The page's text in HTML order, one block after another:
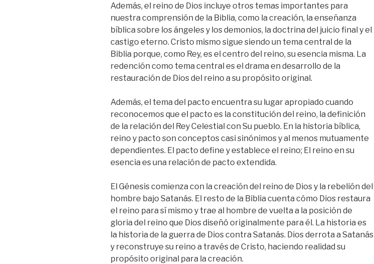
Además, el reino de Dios incluye otros temas importantes para
nuestra comprensión de la Biblia, como la creación, la enseñanza
bíblica sobre los ángeles y los demonios, la doctrina del juicio final y el
castigo eterno. Cristo mismo sigue siendo un tema central de la
Biblia porque, como Rey, es el centro del reino, su esencia misma. La
redención como tema central es el drama en desarrollo de la
restauración de Dios del reino a su propósito original.
Además, el tema del pacto encuentra su lugar apropiado cuando
reconocemos que el pacto es la constitución del reino, la definición
de la relación del Rey Celestial con Su pueblo. En la historia bíblica,
reino y pacto son conceptos casi sinónimos y al menos mutuamente
dependientes. El pacto define y establece el reino; El reino en su
esencia es una relación de pacto extendida.
El Génesis comienza con la creación del reino de Dios y la rebelión del
hombre bajo Satanás. El resto de la Biblia cuenta cómo Dios restaura
el reino para sí mismo y trae al hombre de vuelta a la posición de
gloria del reino que Dios diseñó originalmente para él. La historia es
la historia de la guerra de Dios contra Satanás. Dios derrota a Satanás
y reconstruye su reino a través de Cristo, haciendo realidad su
propósito original para la creación.